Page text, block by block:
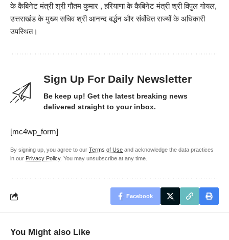
के कैबिनेट मंत्री श्री गौतम कुमार , हरियाणा के कैबिनेट मंत्री श्री विपुल गोयल,
उत्तराखंड के मुख्य सचिव श्री आनन्द बर्द्धन और संबंधित राज्यों के अधिकारी
उपस्थित।
Sign Up For Daily Newsletter
Be keep up! Get the latest breaking news
delivered straight to your inbox.
[mc4wp_form]
By signing up, you agree to our Terms of Use and acknowledge the data practices
in our Privacy Policy. You may unsubscribe at any time.
Facebook
You Might also Like